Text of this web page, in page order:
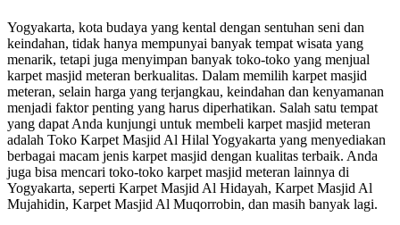
Yogyakarta, kota budaya yang kental dengan sentuhan seni dan
keindahan, tidak hanya mempunyai banyak tempat wisata yang
menarik, tetapi juga menyimpan banyak toko-toko yang menjual
karpet masjid meteran berkualitas. Dalam memilih karpet masjid
meteran, selain harga yang terjangkau, keindahan dan kenyamanan
menjadi faktor penting yang harus diperhatikan. Salah satu tempat
yang dapat Anda kunjungi untuk membeli karpet masjid meteran
adalah Toko Karpet Masjid Al Hilal Yogyakarta yang menyediakan
berbagai macam jenis karpet masjid dengan kualitas terbaik. Anda
juga bisa mencari toko-toko karpet masjid meteran lainnya di
Yogyakarta, seperti Karpet Masjid Al Hidayah, Karpet Masjid Al
Mujahidin, Karpet Masjid Al Muqorrobin, dan masih banyak lagi.